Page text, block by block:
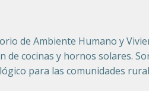
de Ambiente Humano y
de cocinas y hornos solares.
para las comunidades